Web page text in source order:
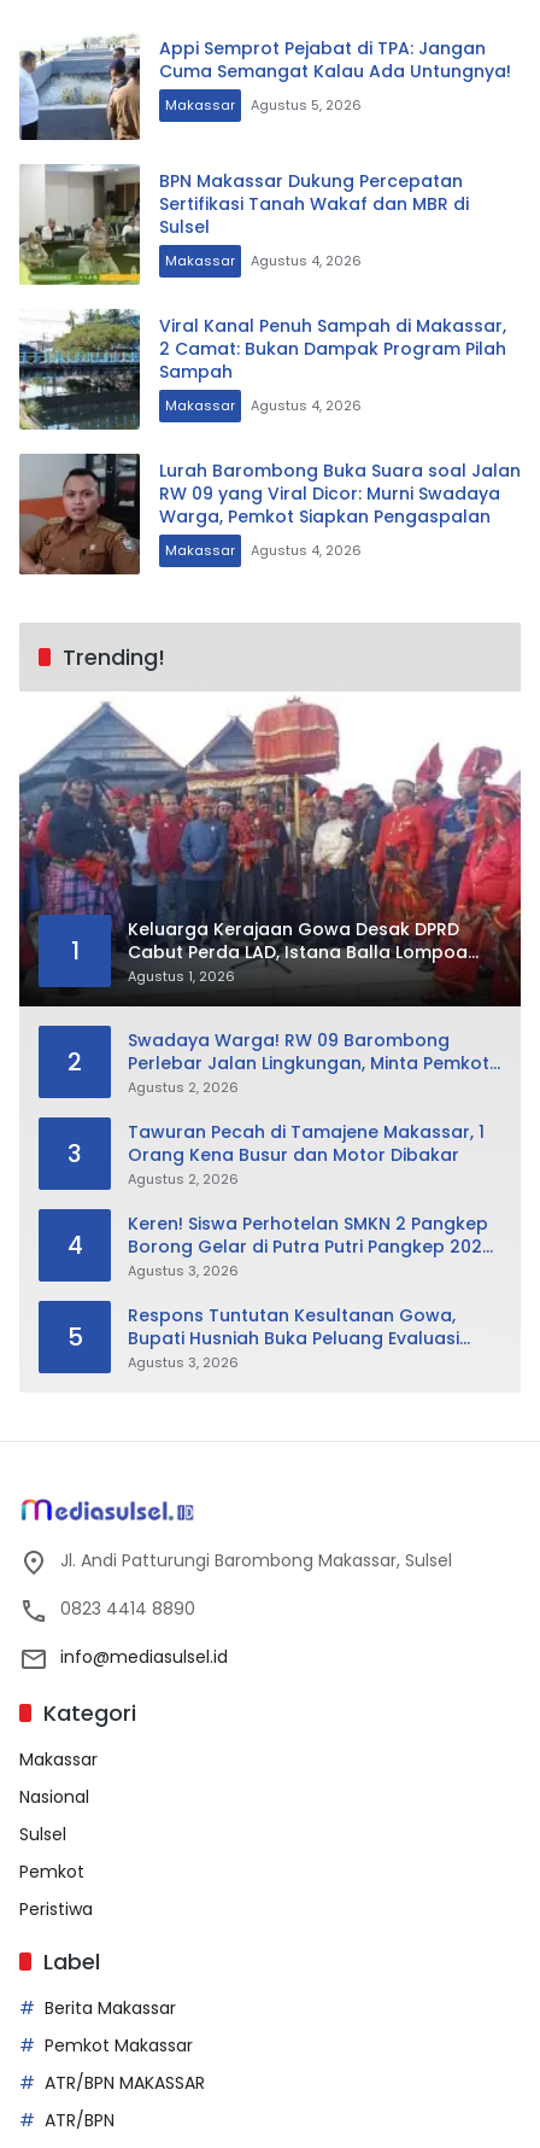
Appi Semprot Pejabat di TPA: Jangan
Cuma Semangat Kalau Ada Untungnya!
Makassar Agustus 5, 2026
BPN Makassar Dukung Percepatan
Sertifikasi Tanah Wakaf dan MBR di
Sulsel
Makassar Agustus 4, 2026
Viral Kanal Penuh Sampah di Makassar,
2 Camat: Bukan Dampak Program Pilah
Sampah
Makassar Agustus 4, 2026
Lurah Barombong Buka Suara soal Jalan
RW 09 yang Viral Dicor: Murni Swadaya
Warga, Pemkot Siapkan Pengaspalan
Makassar Agustus 4, 2026
Trending!
1
Keluarga Kerajaan Gowa Desak DPRD
Cabut Perda LAD, Istana Balla Lompoa
Diminta Dikembalikan
Agustus 1, 2026
2
Swadaya Warga! RW 09 Barombong
Perlebar Jalan Lingkungan, Minta Pemkot
Tak Hanya Fokus Urusan Sampah
Agustus 2, 2026
3
Tawuran Pecah di Tamajene Makassar, 1
Orang Kena Busur dan Motor Dibakar
Agustus 2, 2026
4
Keren! Siswa Perhotelan SMKN 2 Pangkep
Borong Gelar di Putra Putri Pangkep 2026,
Sabet Best Duta Lingkungan dan
Agustus 3, 2026
5
Respons Tuntutan Kesultanan Gowa,
Bupati Husniah Buka Peluang Evaluasi
Perda LAD: Bisa Direvisi Bahkan Diganti
Agustus 3, 2026
Jl. Andi Patturungi Barombong Makassar, Sulsel
0823 4414 8890
info@mediasulsel.id
Kategori
Makassar
Nasional
Sulsel
Pemkot
Peristiwa
Label
Berita Makassar
Pemkot Makassar
ATR/BPN MAKASSAR
ATR/BPN